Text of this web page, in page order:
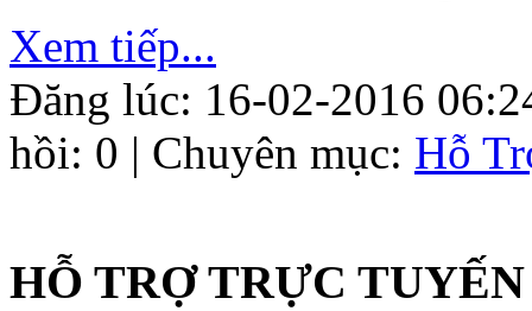
Xem tiếp...
Đăng lúc: 16-02-2016
hồi: 0 | Chuyên mục: Hỗ
HỖ TRỢ TRỰC TUYẾN